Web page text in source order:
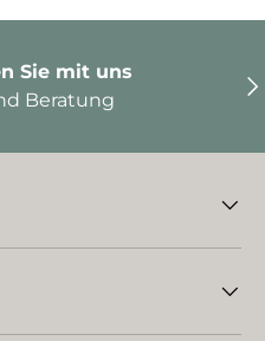
Sie mit uns
Beratung